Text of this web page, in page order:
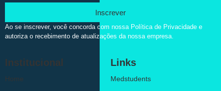
Inscrever
Ao se inscrever, você concorda com nossa Política de Privacidade e
autoriza o recebimento de atualizações da nossa empresa.
Institucional
Home
Links
Medstudents